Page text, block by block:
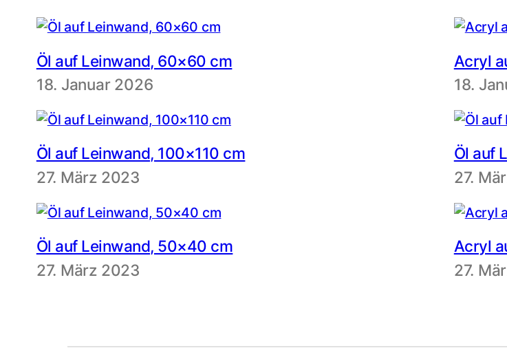
Öl auf Leinwand, 60×60 cm
18. Januar 2026
Acryl
18.
Öl auf Leinwand, 100×110 cm
27. März 2023
Öl auf
27.
Öl auf Leinwand, 50×40 cm
27. März 2023
Acryl
27.